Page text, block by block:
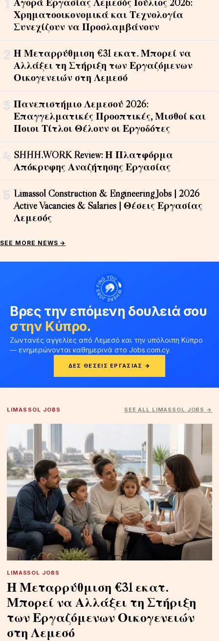
1
Αγορά Εργασίας Λεμεσός Ιούλιος 2026:
Χρηματοοικονομικά και Τεχνολογία
Συνεχίζουν να Προσλαμβάνουν
2 Η Μεταρρύθμιση €31 εκατ. Μπορεί να
Αλλάξει τη Στήριξη των Εργαζόμενων
Οικογενειών στη Λεμεσό
3 Πανεπιστήμιο Λεμεσού 2026:
Επαγγελματικές Προοπτικές, Μισθοί και
Ποιοι Τίτλοι Θέλουν οι Εργοδότες
4 SHHH.WORK Review: Η Πλατφόρμα
Απόκρυφης Αναζήτησης Εργασίας
5 Limassol Construction & Engineering Jobs | 2026
Active Vacancies & Salaries | Θέσεις Εργασίας
Λεμεσός
SEE MORE NEWS →
Βρες την επόμενη δουλειά σου
στην Κύπρο.
Ζωντανές αγγελίες από Λεμεσό και την υπόλοιπη Κύπρο
— ενημερώνονται καθημερινά στο Jobs.com.cy.
ΔΕΣ ΘΈΣΕΙΣ ΕΡΓΑΣΊΑΣ →
LIMASSOL JOBS SEE ALL LIMASSOL JOBS →
LIMASSOL JOBS
Η Μεταρρύθμιση €31 εκατ.
Μπορεί να Αλλάξει τη Στήριξη
των Εργαζόμενων Οικογενειών
στη Λεμεσό